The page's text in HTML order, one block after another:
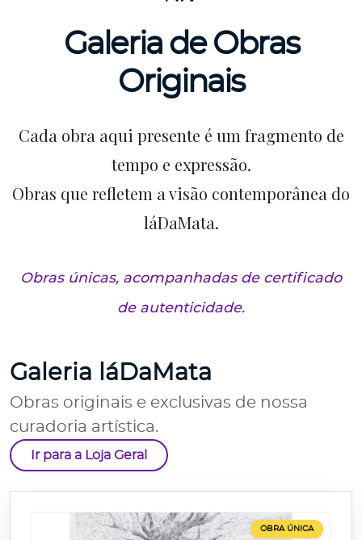
Galeria de Obras
Originais
Cada obra aqui presente é um fragmento de
tempo e expressão.
Obras que refletem a visão contemporânea do
láDaMata.
Obras únicas, acompanhadas de certificado
de autenticidade.
Galeria láDaMata
Obras originais e exclusivas de nossa
curadoria artística.
Ir para a Loja Geral
OBRA ÚNICA